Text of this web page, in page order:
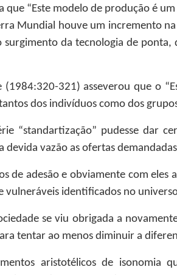
que “Este modelo de produção é
Mundial houve um incremento
surgimento da tecnologia de
(1984:320-321) asseverou que o
dos indivíduos como dos
“standartização” pudesse dar
vazão as ofertas
de adesão e obviamente com
vulneráveis identificados no
se viu obrigada a
tentar ao menos diminuir a
aristotélicos de